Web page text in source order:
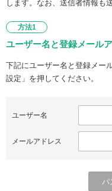
します。なお、送信者情報も
方法1
ユーザー名と登録メール
下記にユーザー名と登録メー
設定」を押してください。
ユーザー名
メールアドレス